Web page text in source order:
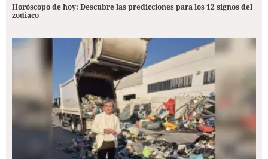
Horóscopo de hoy: Descubre las predicciones para los 12 signos del
zodiaco